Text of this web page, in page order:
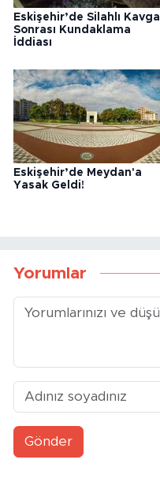
Eskişehir’de Silahlı Kavga
Sonrası Kundaklama
İddiası
Eskişehir’de Meydan'a
Yasak Geldi!
Yorumlar
Gönder